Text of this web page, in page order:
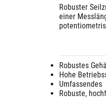
Robuster
einer
Robustes
Hohe
Umfassendes
Robuste,